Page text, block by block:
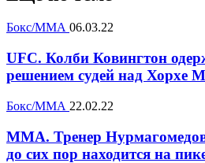
Бокс/ММА 06.03.22
UFC. Колби Ковингтон
решением судей над Хорхе
Бокс/ММА 22.02.22
MMA. Тренер
до сих пор находится на